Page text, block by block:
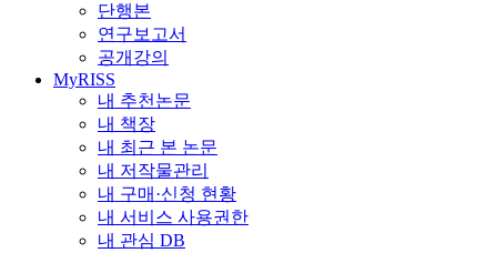
단행본
연구보고서
공개강의
MyRISS
내 추천논문
내 책장
내 최근 본 논문
내 저작물관리
내 구매·신청 현황
내 서비스 사용권한
내 관심 DB